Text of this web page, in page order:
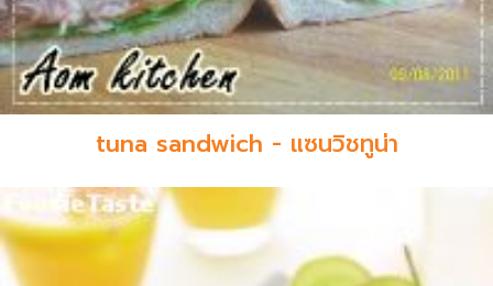
tuna sandwich - แซนวิชทูน่า